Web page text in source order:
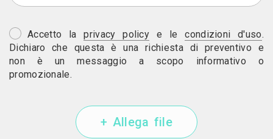
Accetto laprivacy policy e lecondizioni d'uso.
Dichiaro che questa è una richiesta di preventivo e
non è un messaggio a scopo informativo o
promozionale.
+ Allega file